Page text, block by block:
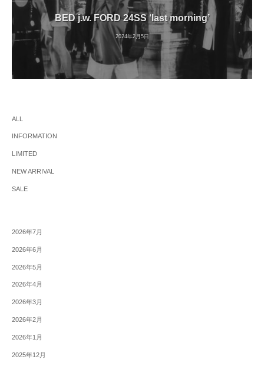
BED j.w. FORD 24SS ‘last morning’
2024年2月5日
ALL
INFORMATION
LIMITED
NEW ARRIVAL
SALE
2026年7月
2026年6月
2026年5月
2026年4月
2026年3月
2026年2月
2026年1月
2025年12月